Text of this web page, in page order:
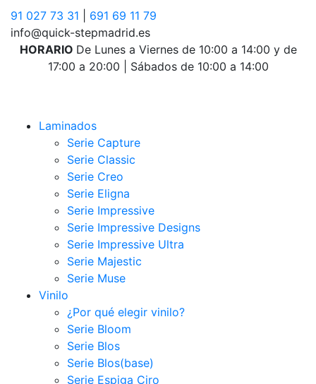
91 027 73 31
691 69 11 79
info@quick-stepmadrid.es
HORARIO De Lunes a Viernes de 10:00 a 14:00 y de
17:00 a 20:00 | Sábados de 10:00 a 14:00
Laminados
Serie Capture
Serie Classic
Serie Creo
Serie Eligna
Serie Impressive
Serie Impressive Designs
Serie Impressive Ultra
Serie Majestic
Serie Muse
Vinilo
¿Por qué elegir vinilo?
Serie Bloom
Serie Blos
Serie Blos(base)
Serie Espiga Ciro